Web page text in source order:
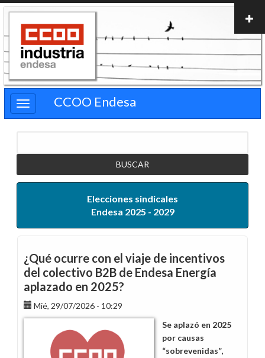
Pasar
contenido
principal
CCOO Endesa
Elecciones sindicales
Endesa 2025 - 2029
¿Qué ocurre con el viaje de incentivos
del colectivo B2B de Endesa Energía
aplazado en 2025?
Mié, 29/07/2026 - 10:29
Se aplazó en 2025
por causas
“sobrevenidas”,